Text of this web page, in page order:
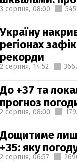
3 серпня, 08:00
Україну
регіонах
рекорди
2 серпня, 14:52
До +37 та
прогноз
2 серпня, 08:00
Дощитиме
+35: яку
2 серпня, 06:57